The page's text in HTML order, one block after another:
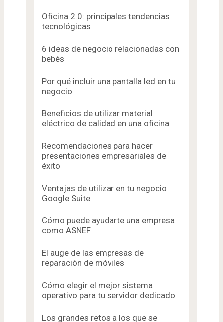
Oficina 2.0: principales tendencias
tecnológicas
6 ideas de negocio relacionadas con
bebés
Por qué incluir una pantalla led en tu
negocio
Beneficios de utilizar material
eléctrico de calidad en una oficina
Recomendaciones para hacer
presentaciones empresariales de
éxito
Ventajas de utilizar en tu negocio
Google Suite
Cómo puede ayudarte una empresa
como ASNEF
El auge de las empresas de
reparación de móviles
Cómo elegir el mejor sistema
operativo para tu servidor dedicado
Los grandes retos a los que se